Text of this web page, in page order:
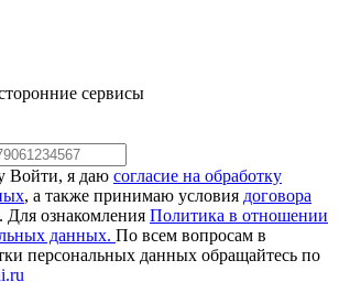
сервисы
Войти, я даю согласие на обработку
, а также принимаю условия договора
. Для ознакомления Политика в отношении
данных. По всем вопросам в
персональных данных обращайтесь по